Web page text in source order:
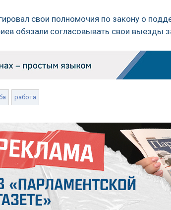
свои полномочия по закону о
обязали согласовывать свои выезды
работа